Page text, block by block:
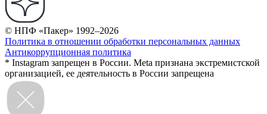
© НПФ «Пакер» 1992–2026
Политика в отношении обработки персональных данных
Антикоррупционная политика
* Instagram запрещен в России. Meta признана экстремистской
организацией, ее деятельность в России запрещена